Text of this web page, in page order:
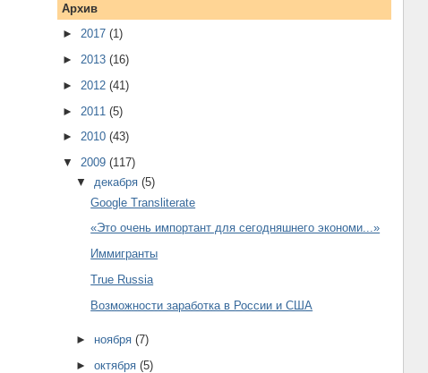
Архив
► 2017 (1)
► 2013 (16)
► 2012 (41)
► 2011 (5)
► 2010 (43)
▼ 2009 (117)
▼декабря(5)
Google Transliterate
«Это очень импортант для сегодняшнего экономи...»
Иммигранты
True Russia
Возможности заработка в России и США
► ноября(7)
►октября(5)